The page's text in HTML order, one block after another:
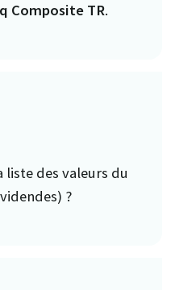
Composite TR.
liste des valeurs du
?